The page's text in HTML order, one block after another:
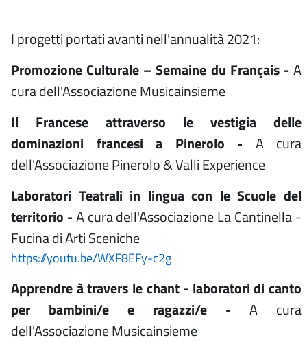
I progetti portati avanti nell'annualità 2021:
Promozione Culturale – Semaine du Français - A
cura dell'Associazione Musicainsieme
Il Francese attraverso le vestigia delle
dominazioni francesi a Pinerolo - A cura
dell'Associazione Pinerolo & Valli Experience
Laboratori Teatrali in lingua con le Scuole del
territorio -A cura dell'Associazione La Cantinella -
Fucina di Arti Sceniche
https://youtu.be/WXF8EFy-c2g
Apprendre à travers le chant - laboratori di canto
per bambini/e e ragazzi/e - A cura
dell'Associazione Musicainsieme